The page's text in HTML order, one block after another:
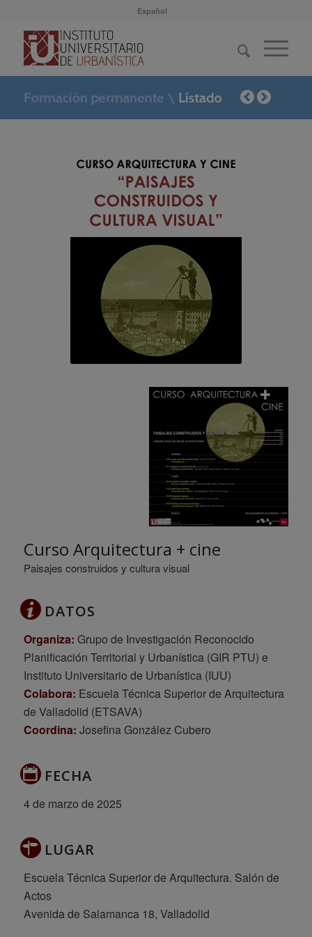
Español
Curso Arquitectura + cine
Paisajes construidos y cultura visual
DATOS
Organiza: Grupo de Investigación Reconocido
Planificación Territorial y Urbanística (GIR PTU) e
Instituto Universitario de Urbanística (IUU)
Colabora: Escuela Técnica Superior de Arquitectura
de Valladolid (ETSAVA)
Coordina: Josefina González Cubero
FECHA
4 de marzo de 2025
LUGAR
Escuela Técnica Superior de Arquitectura. Salón de
Actos
Avenida de Salamanca 18, Valladolid